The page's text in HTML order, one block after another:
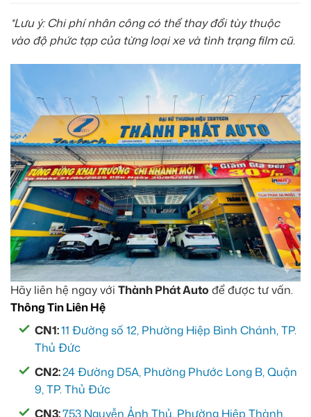
*Lưu ý: Chi phí nhân công có thể thay đổi tùy thuộc
vào độ phức tạp của từng loại xe và tình trạng film cũ.
Hãy liên hệ ngay với Thành Phát Auto để được tư vấn.
Thông Tin Liên Hệ
CN1:11 Đường số 12, Phường Hiệp Bình Chánh, TP.
Thủ Đức
CN2:24 Đường D5A, Phường Phước Long B, Quận
9, TP. Thủ Đức
CN3:753 Nguyễn Ảnh Thủ, Phường Hiệp Thành,